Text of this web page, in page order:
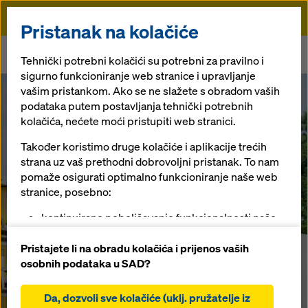
Doka
Nova oplatna ploča Doka Xlife top s recikliranom plastikom
Od čašice od jogurta do oplatne ploče
Nova oplatna
ploča Doka
Xlife top s
recikliranom
plastikom
Pristanak na kolačiće
Tehnički potrebni kolačići su potrebni za pravilno i
sigurno funkcioniranje web stranice i upravljanje
vašim pristankom. Ako se ne slažete s obradom vaših
podataka putem postavljanja tehnički potrebnih
kolačića, nećete moći pristupiti web stranici.
Također koristimo druge kolačiće i aplikacije trećih
strana uz vaš prethodni dobrovoljni pristanak. To nam
pomaže osigurati optimalno funkcioniranje naše web
stranice, posebno:
kontinuirano poboljšavanje funkcionalnosti naše
olakšavanje glatkog procesa kupovine prilikom
korištenja Doka online trgovine (funkcionalni i
pružanje odgovarajućeg oglašavanja na
Pristajete li na obradu kolačića i prijenos vaših
osobnih podataka u SAD?
Da, dozvoli sve kolačiće (uklj. pružatelje iz